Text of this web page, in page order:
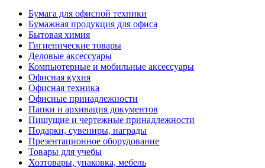
Бумага для офисной техники
Бумажная продукция для офиса
Бытовая химия
Гигиенические товары
Деловые аксессуары
Компьютерные и мобильные аксессуары
Офисная кухня
Офисная техника
Офисные принадлежности
Папки и архивация документов
Пишущие и чертежные принадлежности
Подарки, сувениры, награды
Презентационное оборудование
Товары для учебы
Хозтовары, упаковка, мебель